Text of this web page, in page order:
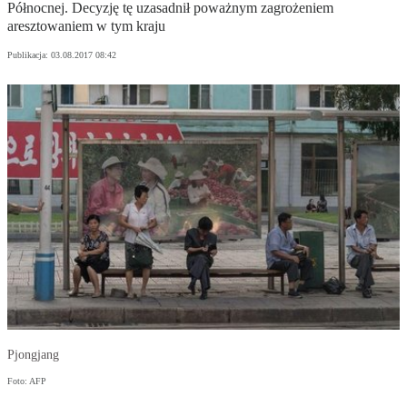
Północnej. Decyzję tę uzasadnił poważnym zagrożeniem
aresztowaniem w tym kraju
Publikacja: 03.08.2017 08:42
Pjongjang
Foto: AFP